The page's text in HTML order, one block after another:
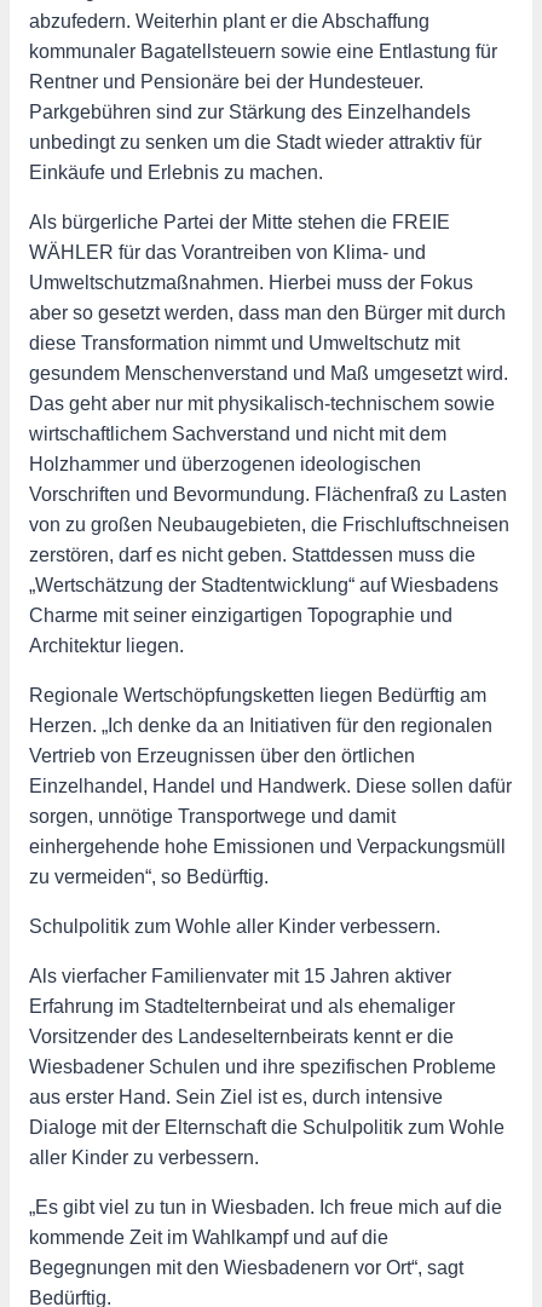
abzufedern. Weiterhin plant er die Abschaffung
kommunaler Bagatellsteuern sowie eine Entlastung für
Rentner und Pensionäre bei der Hundesteuer.
Parkgebühren sind zur Stärkung des Einzelhandels
unbedingt zu senken um die Stadt wieder attraktiv für
Einkäufe und Erlebnis zu machen.
Als bürgerliche Partei der Mitte stehen die FREIE
WÄHLER für das Vorantreiben von Klima- und
Umweltschutzmaßnahmen. Hierbei muss der Fokus
aber so gesetzt werden, dass man den Bürger mit durch
diese Transformation nimmt und Umweltschutz mit
gesundem Menschenverstand und Maß umgesetzt wird.
Das geht aber nur mit physikalisch-technischem sowie
wirtschaftlichem Sachverstand und nicht mit dem
Holzhammer und überzogenen ideologischen
Vorschriften und Bevormundung. Flächenfraß zu Lasten
von zu großen Neubaugebieten, die Frischluftschneisen
zerstören, darf es nicht geben. Stattdessen muss die
„Wertschätzung der Stadtentwicklung“ auf Wiesbadens
Charme mit seiner einzigartigen Topographie und
Architektur liegen.
Regionale Wertschöpfungsketten liegen Bedürftig am
Herzen. „Ich denke da an Initiativen für den regionalen
Vertrieb von Erzeugnissen über den örtlichen
Einzelhandel, Handel und Handwerk. Diese sollen dafür
sorgen, unnötige Transportwege und damit
einhergehende hohe Emissionen und Verpackungsmüll
zu vermeiden“, so Bedürftig.
Schulpolitik zum Wohle aller Kinder verbessern.
Als vierfacher Familienvater mit 15 Jahren aktiver
Erfahrung im Stadtelternbeirat und als ehemaliger
Vorsitzender des Landeselternbeirats kennt er die
Wiesbadener Schulen und ihre spezifischen Probleme
aus erster Hand. Sein Ziel ist es, durch intensive
Dialoge mit der Elternschaft die Schulpolitik zum Wohle
aller Kinder zu verbessern.
„Es gibt viel zu tun in Wiesbaden. Ich freue mich auf die
kommende Zeit im Wahlkampf und auf die
Begegnungen mit den Wiesbadenern vor Ort“, sagt
Bedürftig.